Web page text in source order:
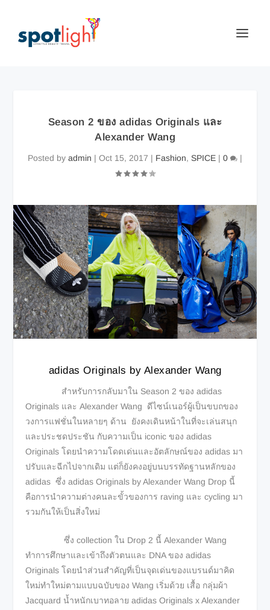
Season 2 ของ adidas Originals และ
Alexander Wang
Posted by admin | Oct 15, 2017 | Fashion, SPICE | 0 |
adidas Originals by Alexander Wang
สำหรับการกลับมาใน Season 2 ของ adidas
Originals และ Alexander Wang ดีไซน์เนอร์ผู้เป็นขบถของ
วงการแฟชั่นในหลายๆ ด้าน ยังคงเดินหน้าในที่จะเล่นสนุก
และประชดประชัน กับความเป็น iconic ของ adidas
Originals โดยนำความโดดเด่นและอัตลักษณ์ของ adidas มา
ปรับและฉีกไปจากเดิม แต่ก็ยังคงอยู่บนบรรทัดฐานหลักของ
adidas ซึ่ง adidas Originals by Alexander Wang Drop นี้
คือการนำความต่างคนละขั้วของการ raving และ cycling มา
รวมกันให้เป็นสิ่งใหม่
ซึ่ง collection ใน Drop 2 นี้ Alexander Wang
ทำการศึกษาและเข้าถึงตัวตนและ DNA ของ adidas
Originals โดยนำส่วนสำคัญที่เป็นจุดเด่นของแบรนด์มาคิด
ใหม่ทำใหม่ตามแบบฉบับของ Wang เริ่มด้วย เสื้อ กลุ่มผ้า
Jacquard น้ำหนักเบาทอลาย adidas Originals x Alexander